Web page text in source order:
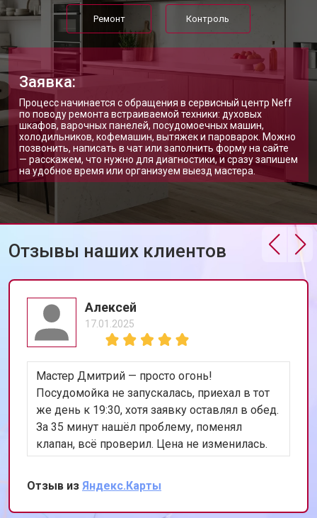
Ремонт Контроль
Заявка:
Процесс начинается с обращения в сервисный центр Neff
по поводу ремонта встраиваемой техники: духовых
шкафов, варочных панелей, посудомоечных машин,
холодильников, кофемашин, вытяжек и пароварок. Можно
позвонить, написать в чат или заполнить форму на сайте
— расскажем, что нужно для диагностики, и сразу запишем
на удобное время или организуем выезд мастера.
Отзывы наших клиентов
Алексей
17.01.2025
Мастер Дмитрий — просто огонь!
Посудомойка не запускалась, приехал в тот
же день к 19:30, хотя заявку оставлял в обед.
За 35 минут нашёл проблему, поменял
клапан, всё проверил. Цена не изменилась.
Теперь работает лучше, чем когда покупали.
Сохранил номер, всем уже разослал.
Отзыв из Яндекс.Карты